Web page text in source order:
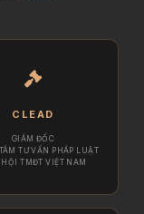
CLEAD
GIÁM ĐỐC
TƯ VẤN PHÁP LUẬT
HỘI TMĐT VIỆT NAM